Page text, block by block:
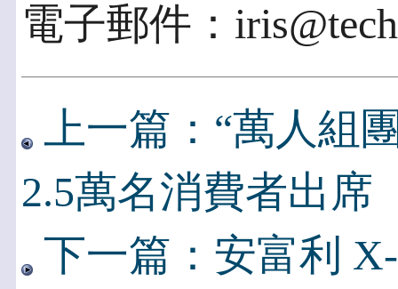
電子郵件：
上一篇：“萬人組
2.5萬名消費者出席
下一篇：安富利